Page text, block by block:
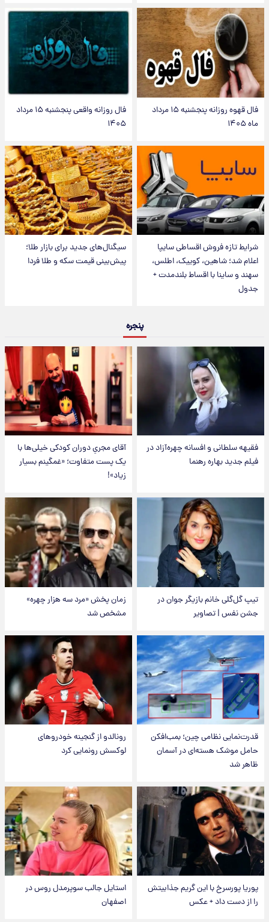
فال قهوه روزانه پنجشنبه ۱۵ مرداد
ماه ۱۴۰۵
فال روزانه واقعی پنجشنبه ۱۵ مرداد
۱۴۰۵
شرایط تازه فروش اقساطی سایپا
اعلام شد؛ شاهین، کوییک، اطلس،
سهند و ساینا با اقساط بلندمدت +
جدول
سیگنال‌های جدید برای بازار طلا؛
پیش‌بینی قیمت سکه و طلا فردا
پنجره
فقیهه سلطانی و افسانه چهره‌آزاد در
فیلم جدید بهاره رهنما
آقای مجریِ دوران کودکی خیلی‌ها با
یک پست متفاوت؛ «غمگینم بسیار
زیاد»!
تیپ گل‌گلی خانم بازیگر جوان در
جشن نفس | تصاویر
زمان پخش «مرد سه هزار چهره»
مشخص شد
قدرت‌نمایی نظامی چین؛ بمب‌افکن
حامل موشک هسته‌ای در آسمان
ظاهر شد
رونالدو از گنجینه خودروهای
لوکسش رونمایی کرد
پوریا پورسرخ با این گریم جذابیتش
را از دست داد + عکس
استایل جالب سوپرمدل روس در
اصفهان